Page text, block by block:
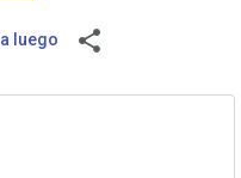
luego share